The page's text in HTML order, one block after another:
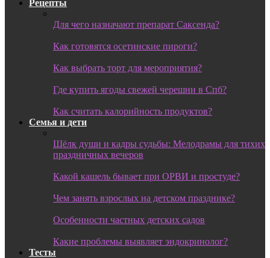
Рецепты
Для чего назначают препарат Саксенда?
Как готовятся осетинские пироги?
Как выбрать торт для мероприятия?
Где купить ягоды свежей черешни в Спб?
Как считать калорийность продуктов?
Семья и дети
Шёлк души и кадры судьбы: Мелодрамы для тихих
праздничных вечеров
Какой кашель бывает при ОРВИ и простуде?
Чем занять взрослых на детском празднике?
Особенности частных детских садов
Какие проблемы выявляет эндокринолог?
Тесты